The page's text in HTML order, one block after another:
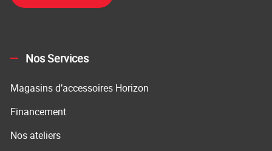
Nos Services
Magasins d’accessoires Horizon
Financement
Nos ateliers